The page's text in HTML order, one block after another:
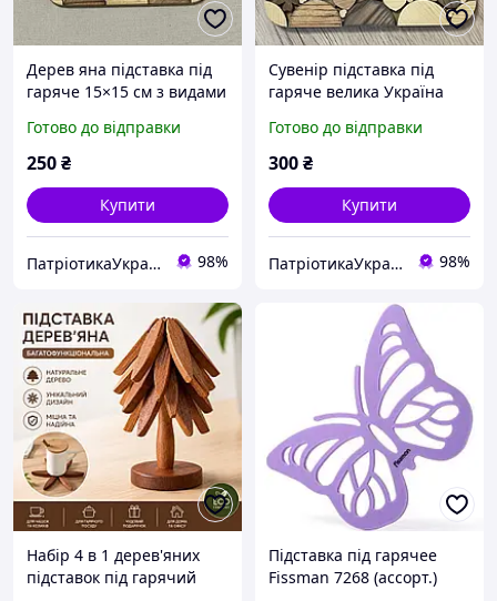
Дерев яна підставка під
гаряче 15×15 см з видами
Готово до відправки
250₴
Купити
ПатріотикаУкраїна 98%
Сувенір підставка під
гаряче велика Україна
Готово до відправки
300₴
Купити
ПатріотикаУкраїна 98%
Набір 4 в 1 дерев'яних
підставок під гарячий
Підставка під гарячее
Fissman 7268 (ассорт.)